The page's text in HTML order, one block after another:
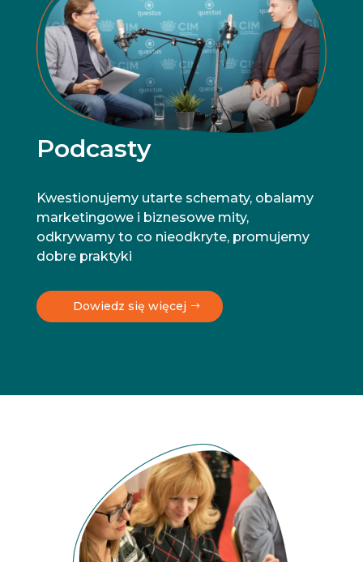
Podcasty
Kwestionujemy utarte schematy, obalamy
marketingowe i biznesowe mity,
odkrywamy to co nieodkryte, promujemy
dobre praktyki
Dowiedz się więcej